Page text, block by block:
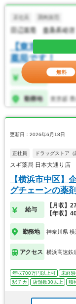
更新日：2026年6月18日
正社員 ドラッグストア（
スギ薬局 日本大通り店
【横浜市中区】
グチェーンの薬
給与
【月収】
【年収】
勤務地 神奈川県
アクセス 横浜高速鉄
年収700万円以上可 未経
駅チカ
店舗数30以上 積